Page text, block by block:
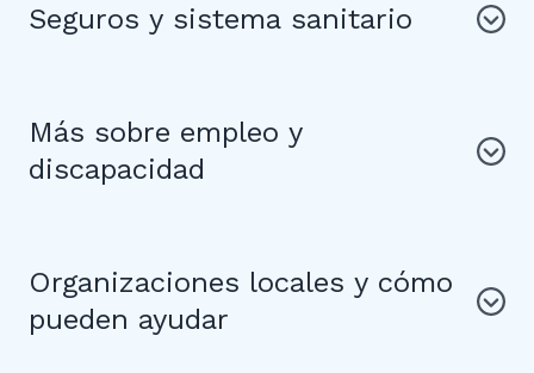
Seguros y sistema sanitario
Más sobre empleo y
discapacidad
Organizaciones locales y cómo
pueden ayudar